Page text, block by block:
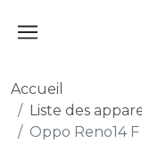
Accueil
Liste des
Oppo Reno14 F